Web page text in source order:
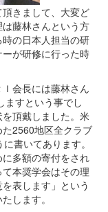
きまして、大変ど
藤林さんという方
の日本人担当の研
が研修に行った時
会長には藤林さん
ますという事でし
頂戴しました。米
2560地区全クラブ
書いてあります。
に多額の寄付をされ
本奨学会はその理
表します」という
します。